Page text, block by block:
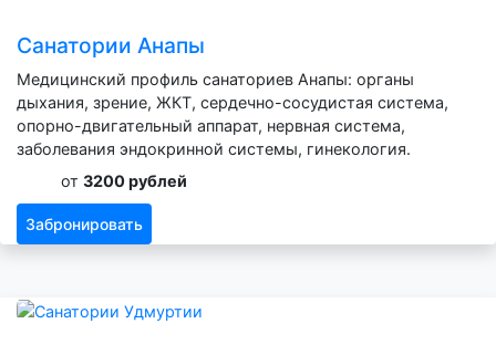
Санатории Анапы
Медицинский профиль санаториев Анапы: органы
дыхания, зрение, ЖКТ, сердечно-сосудистая система,
опорно-двигательный аппарат, нервная система,
заболевания эндокринной системы, гинекология.
от 3200 рублей
Забронировать